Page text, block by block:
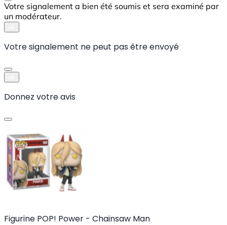
Votre signalement a bien été soumis et sera examiné par
un modérateur.
Votre signalement ne peut pas être envoyé
Donnez votre avis
Figurine POP! Power - Chainsaw Man